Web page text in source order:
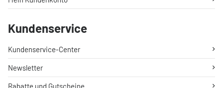
Kundenservice
Kundenservice-Center
Newsletter
Rabatte und Gutscheine